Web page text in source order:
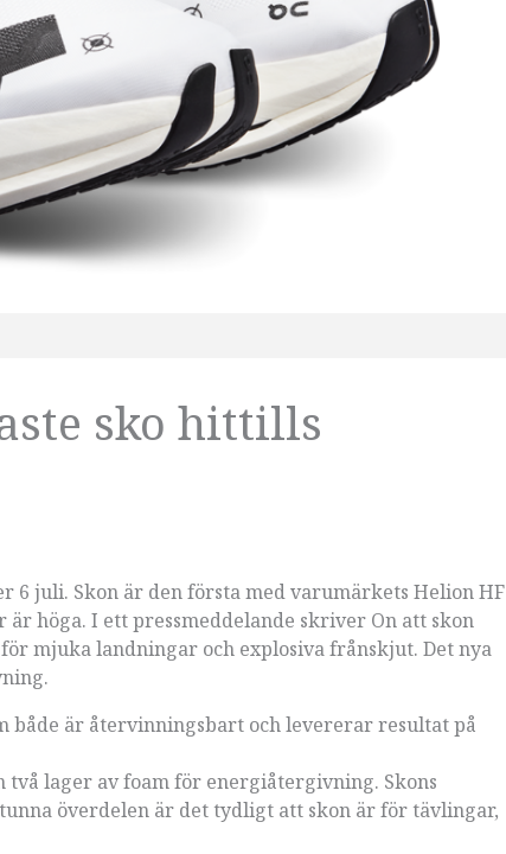
sko hittills
6 juli. Skon är den första med varumärkets Helion HF
höga. I ett pressmeddelande skriver On att skon
mjuka landningar och explosiva frånskjut. Det nya
är återvinningsbart och levererar resultat på
två lager av foam för energiåtergivning. Skons
överdelen är det tydligt att skon är för tävlingar,